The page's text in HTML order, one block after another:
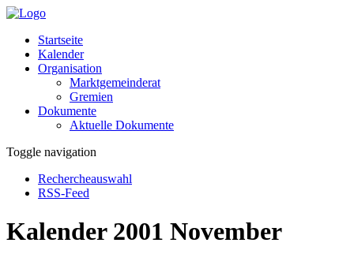
Startseite
Kalender
Organisation
Marktgemeinderat
Gremien
Dokumente
Aktuelle Dokumente
Toggle navigation
Rechercheauswahl
RSS-Feed
Kalender 2001 November